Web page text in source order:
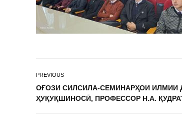
PREVIOUS
ОҒОЗИ СИЛСИЛА-СЕМИНАРҲОИ ИЛМИИ
ҲУҚУҚШИНОСӢ, ПРОФЕССОР Н.А.